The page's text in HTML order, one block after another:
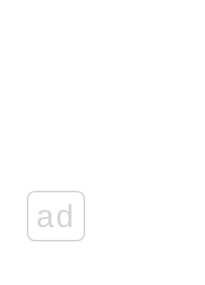
ad